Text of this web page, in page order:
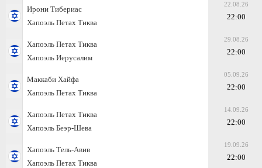
Ирони Тибериас
Хапоэль Петах Тиква
22.08.26
22:00
Хапоэль Петах Тиква
Хапоэль Иерусалим
29.08.26
22:00
Маккаби Хайфа
Хапоэль Петах Тиква
05.09.26
22:00
Хапоэль Петах Тиква
Хапоэль Беэр-Шева
14.09.26
22:00
Хапоэль Тель-Авив
Хапоэль Петах Тиква
19.09.26
22:00